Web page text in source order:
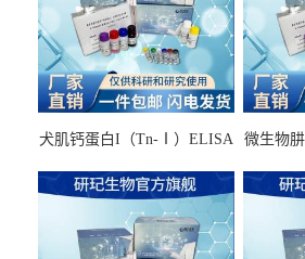
犬肌钙蛋白I（Tn-Ⅰ）ELISA
微生物